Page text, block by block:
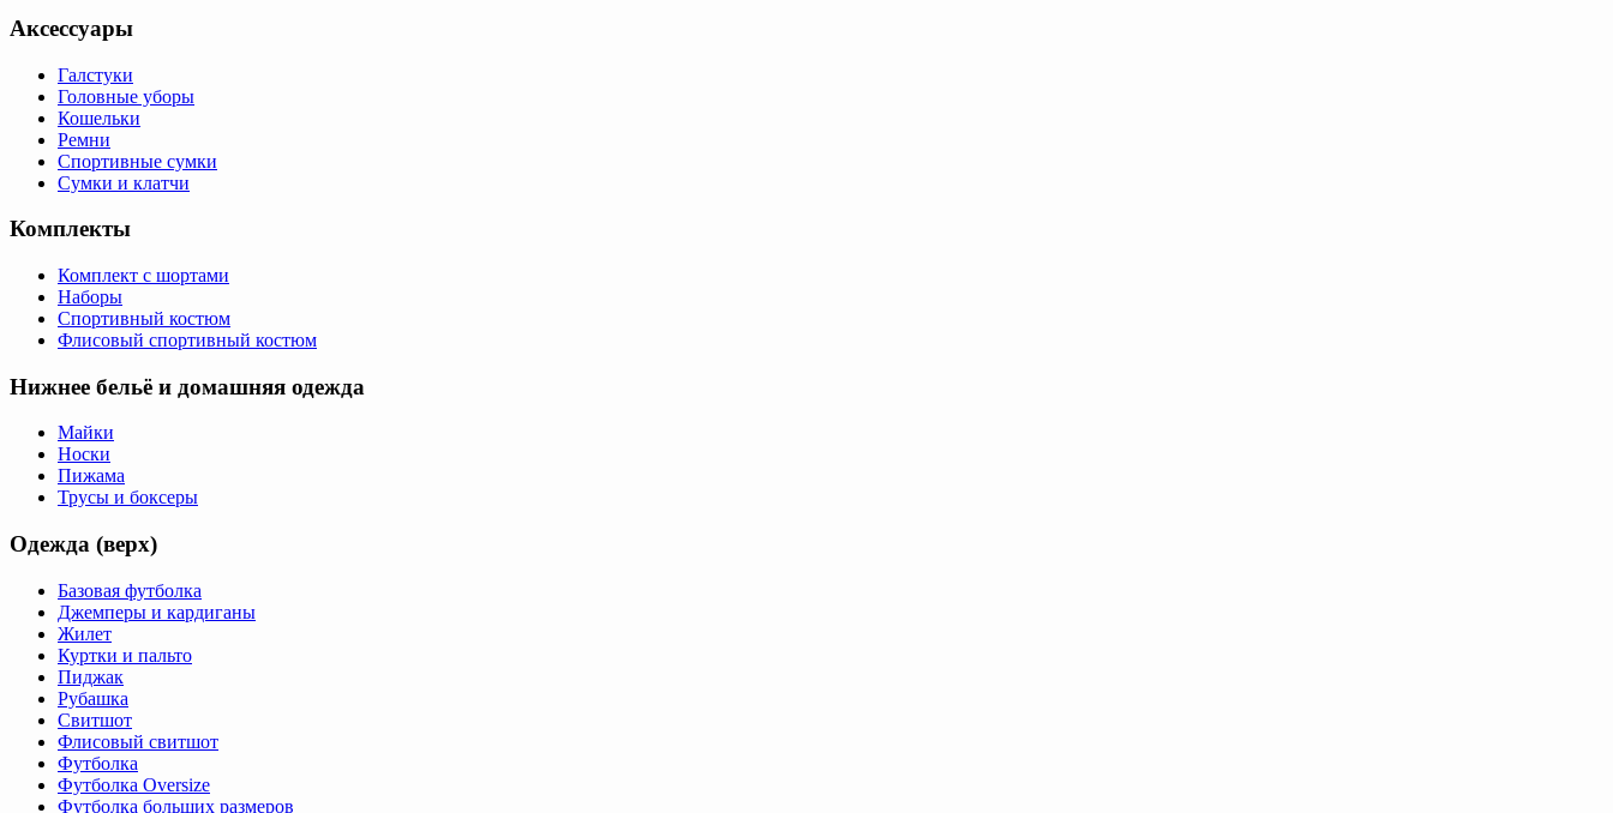
Аксессуары
Галстуки
Головные уборы
Кошельки
Ремни
Спортивные сумки
Сумки и клатчи
Комплекты
Комплект с шортами
Наборы
Спортивный костюм
Флисовый спортивный костюм
Нижнее бельё и домашняя одежда
Майки
Носки
Пижама
Трусы и боксеры
Одежда (верх)
Базовая футболка
Джемперы и кардиганы
Жилет
Куртки и пальто
Пиджак
Рубашка
Свитшот
Флисовый свитшот
Футболка
Футболка Oversize
Футболка больших размеров